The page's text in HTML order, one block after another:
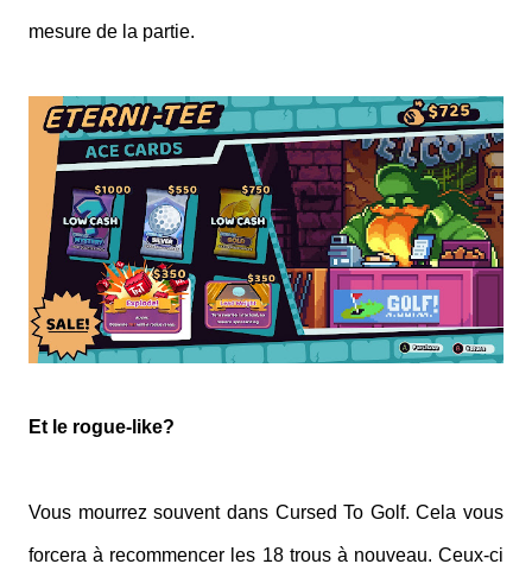
mesure de la partie.
Et le rogue-like?
Vous mourrez souvent dans Cursed To Golf. Cela vous
forcera à recommencer les 18 trous à nouveau. Ceux-ci